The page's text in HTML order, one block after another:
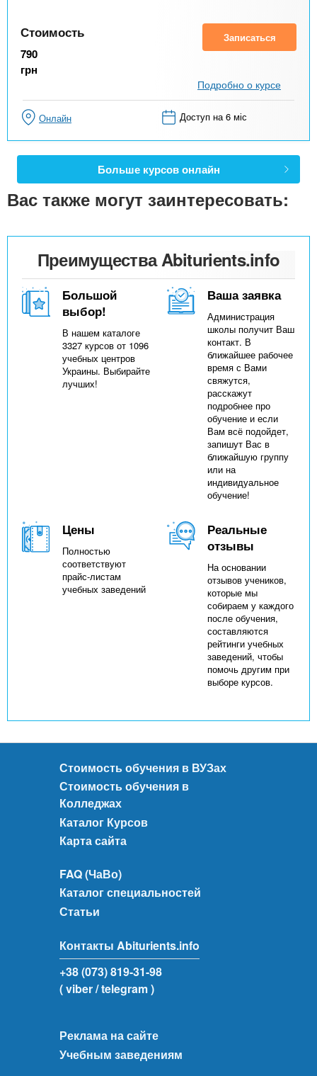
Стоимость
790
грн
Записаться
Подробно о курсе
Онлайн Доступ на 6 міс
Больше курсов онлайн
Вас также могут заинтересовать:
Преимущества Abiturients.info
Большой
выбор!
В нашем каталоге
3327 курсов от 1096
учебных центров
Украины. Выбирайте
лучших!
Ваша заявка
Администрация
школы получит Ваш
контакт. В
ближайшее рабочее
время с Вами
свяжутся,
расскажут
подробнее про
обучение и если
Вам всё подойдет,
запишут Вас в
ближайшую группу
или на
индивидуальное
обучение!
Цены
Полностью
соответствуют
прайс-листам
учебных заведений
Реальные
отзывы
На основании
отзывов учеников,
которые мы
собираем у каждого
после обучения,
составляются
рейтинги учебных
заведений, чтобы
помочь другим при
выборе курсов.
Стоимость обучения в ВУЗах
Стоимость обучения в
Колледжах
Каталог Курсов
Карта сайта
FAQ (ЧаВо)
Каталог специальностей
Статьи
Контакты Abiturients.info
+38 (073) 819-31-98
( viber/ telegram )
Реклама на сайте
Учебным заведениям